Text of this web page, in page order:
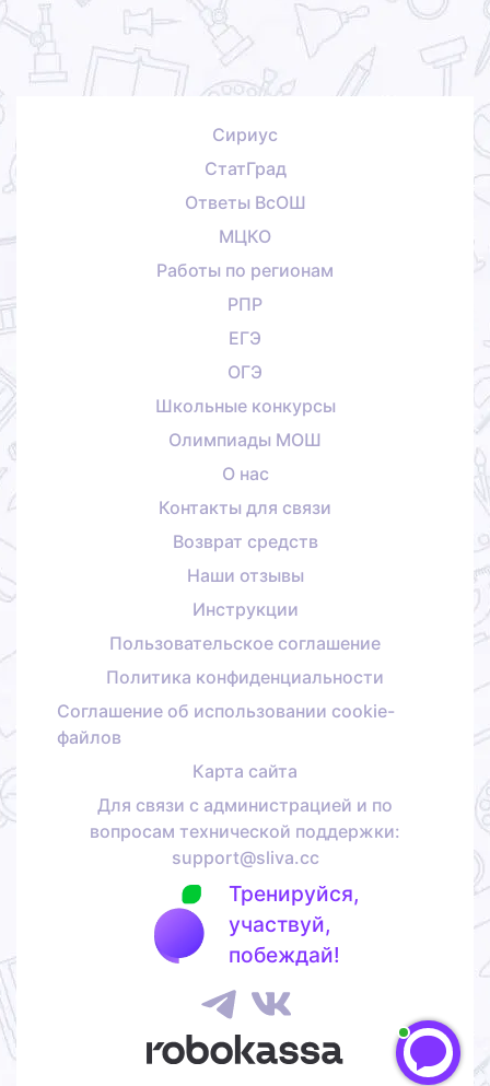
Сириус
СтатГрад
Ответы ВсОШ
МЦКО
Работы по регионам
РПР
ЕГЭ
ОГЭ
Школьные конкурсы
Олимпиады МОШ
О нас
Контакты для связи
Возврат средств
Наши отзывы
Инструкции
Пользовательское соглашение
Политика конфиденциальности
Соглашение об использовании cookie-
файлов
Карта сайта
Для связи с администрацией и по
вопросам технической поддержки:
support@sliva.cc
Тренируйся,
участвуй,
побеждай!